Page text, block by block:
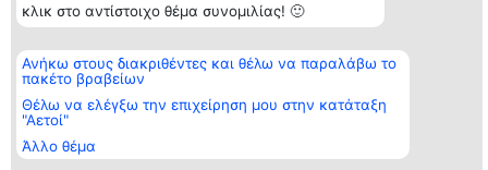
κλικ στο αντίστοιχο θέμα συνομιλίας! 🙂
Ανήκω στους διακριθέντες και θέλω να παραλάβω το
πακέτο βραβείων
Θέλω να ελέγξω την επιχείρηση μου στην κατάταξη
"Αετοί"
Άλλο θέμα
Μονοπρόσωπη ΙΚΕ
ΤΗΛ. ΕΠΙΚΟΙΝΩΝΙΑΣ:
email:
aetoi@beautifulcompany.co
των
διακριθέντων
Όροι &
προϋποθέσεις
ΑΠΟΡΡΗΤΟΥ